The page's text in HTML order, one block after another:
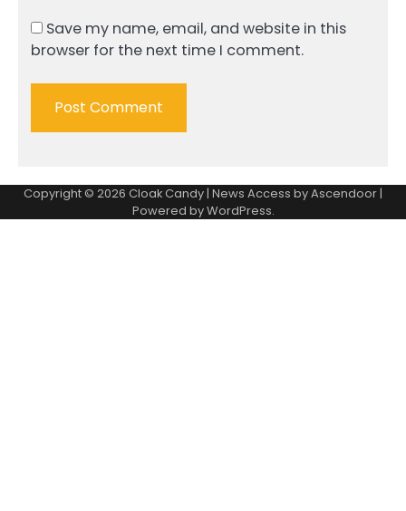
Save my name, email, and website in this
browser for the next time I comment.
Copyright © 2026 Cloak Candy | News Access byAscendoor |
Powered byWordPress.